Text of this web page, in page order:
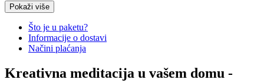
Košara
Osvijetljeno, stolno povećalo
€11.90 Original price was:
Read
Pokaži više
Što je u paketu?
Informacije o dostavi
Načini plaćanja
Kreativna meditacija u vašem domu -